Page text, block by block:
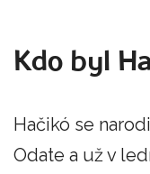
Kdo byl
Hačikó se
Odate a už v